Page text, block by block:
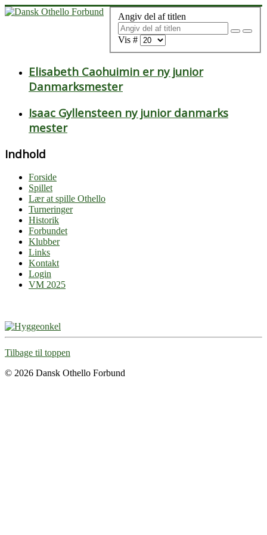
Angiv del af titlen
Vis #
Elisabeth Caohuimin er ny junior
Danmarksmester
Isaac Gyllensteen ny junior danmarks
mester
Indhold
Forside
Spillet
Lær at spille Othello
Turneringer
Historik
Forbundet
Klubber
Links
Kontakt
Login
VM 2025
Tilbage til toppen
© 2026 Dansk Othello Forbund